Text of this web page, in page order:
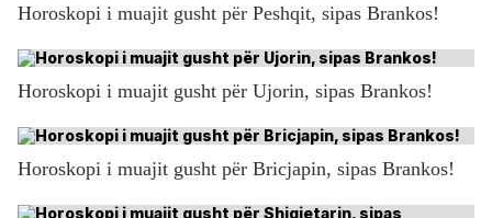
Horoskopi i muajit gusht për Peshqit, sipas Brankos!
Horoskopi i muajit gusht për Ujorin, sipas Brankos!
Horoskopi i muajit gusht për Bricjapin, sipas Brankos!